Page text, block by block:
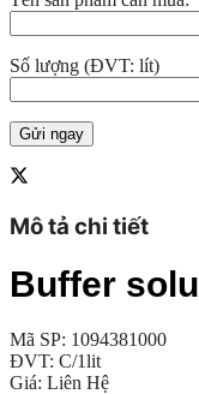
Số lượng (ĐVT: lít)
Mô tả chi tiết
Buffer
Mã SP: 1094381000
ĐVT: C/1lit
Giá: Liên Hệ